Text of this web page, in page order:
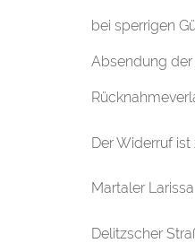
bei sperrigen
Absendung der
Der Widerruf ist
Martaler Larissa
Delitzscher